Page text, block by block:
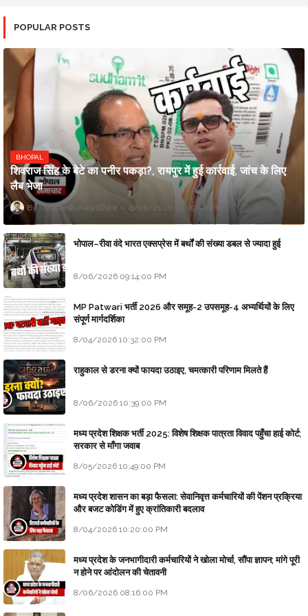
POPULAR POSTS
BHOPAL
शिवराज सिंह के बेटे का पनीर पकड़ा?, रायपुर में हुई कार्रवाई, जांच के लिए
लैब भेजा
Updesh Awasthee 8/06/2026 10:09:00 PM
भोपाल–रीवा वंदे भारत एक्सप्रेस में बर्थों की संख्या डबल से ज्यादा हुई
8/06/2026 09:14:00 PM
MP Patwari भर्ती 2026 और समूह-2 उपसमूह-4 अभ्यर्थियों के लिए
संपूर्ण मार्गदर्शिका
8/04/2026 10:32:00 PM
राहुकाल से डरना क्यों फायदा उठाइए, चमत्कारी परिणाम मिलते हैं
8/06/2026 10:39:00 PM
मध्य प्रदेश शिक्षक भर्ती 2025: विशेष शिक्षक पात्रता विवाद पहुँचा हाई कोर्ट;
सरकार से माँगा जवाब
8/05/2026 10:49:00 PM
मध्य प्रदेश शासन का बड़ा फैसला: सेवानिवृत्त कर्मचारियों की पेंशन प्रक्रिया
और बजट कोडिंग में हुए क्रांतिकारी बदलाव
8/04/2026 10:20:00 PM
मध्य प्रदेश के जनभागीदारी कर्मचारियों ने खोला मोर्चा, सौंपा ज्ञापन; मांगे पूरी
न होने पर आंदोलन की चेतावनी
8/06/2026 08:16:00 PM